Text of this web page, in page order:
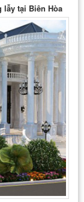
lẫy tại Biên Hòa